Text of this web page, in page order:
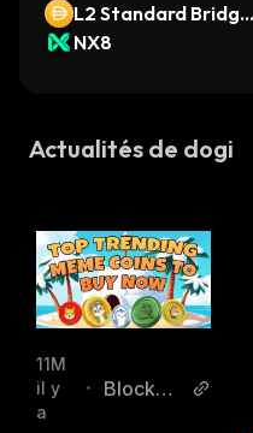
L2 Standard Bridge
d DAI (Base)
NX8
Actualités de dogi
11M
il y
a
•
Blockch